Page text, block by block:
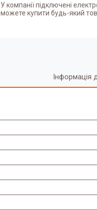
У компанії підключені
можете купити будь-який
Інформація